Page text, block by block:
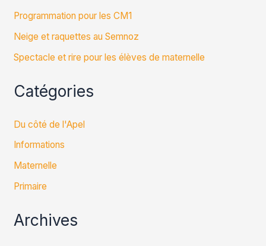
Programmation pour les CM1
Neige et raquettes au Semnoz
Spectacle et rire pour les élèves de maternelle
Catégories
Du côté de l'Apel
Informations
Maternelle
Primaire
Archives